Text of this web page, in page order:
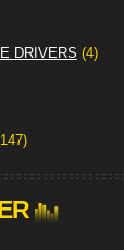
DRIVERS (4)